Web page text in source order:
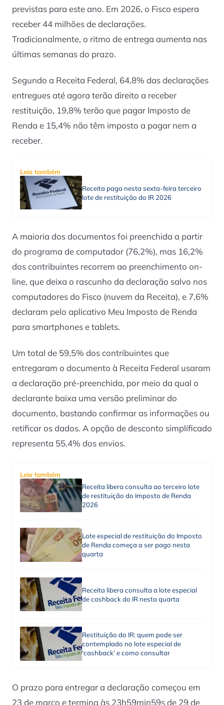
previstas para este ano. Em 2026, o Fisco espera
receber 44 milhões de declarações.
Tradicionalmente, o ritmo de entrega aumenta nas
últimas semanas do prazo.
Segundo a Receita Federal, 64,8% das declarações
entregues até agora terão direito a receber
restituição, 19,8% terão que pagar Imposto de
Renda e 15,4% não têm imposto a pagar nem a
receber.
Leia também
Receita paga nesta sexta-feira terceiro
lote de restituição do IR 2026
A maioria dos documentos foi preenchida a partir
do programa de computador (76,2%), mas 16,2%
dos contribuintes recorrem ao preenchimento on-
line, que deixa o rascunho da declaração salvo nos
computadores do Fisco (nuvem da Receita), e 7,6%
declaram pelo aplicativo Meu Imposto de Renda
para smartphones e tablets.
Um total de 59,5% dos contribuintes que
entregaram o documento à Receita Federal usaram
a declaração pré-preenchida, por meio da qual o
declarante baixa uma versão preliminar do
documento, bastando confirmar as informações ou
retificar os dados. A opção de desconto simplificado
representa 55,4% dos envios.
Leia também
Receita libera consulta ao terceiro lote
de restituição do Imposto de Renda
2026
Lote especial de restituição do Imposto
de Renda começa a ser pago nesta
quarta
Receita libera consulta a lote especial
de cashback do IR nesta quarta
Restituição do IR: quem pode ser
contemplado no lote especial de
‘cashback’ e como consultar
O prazo para entregar a declaração começou em
23 de março e termina às 23h59min59s de 29 de